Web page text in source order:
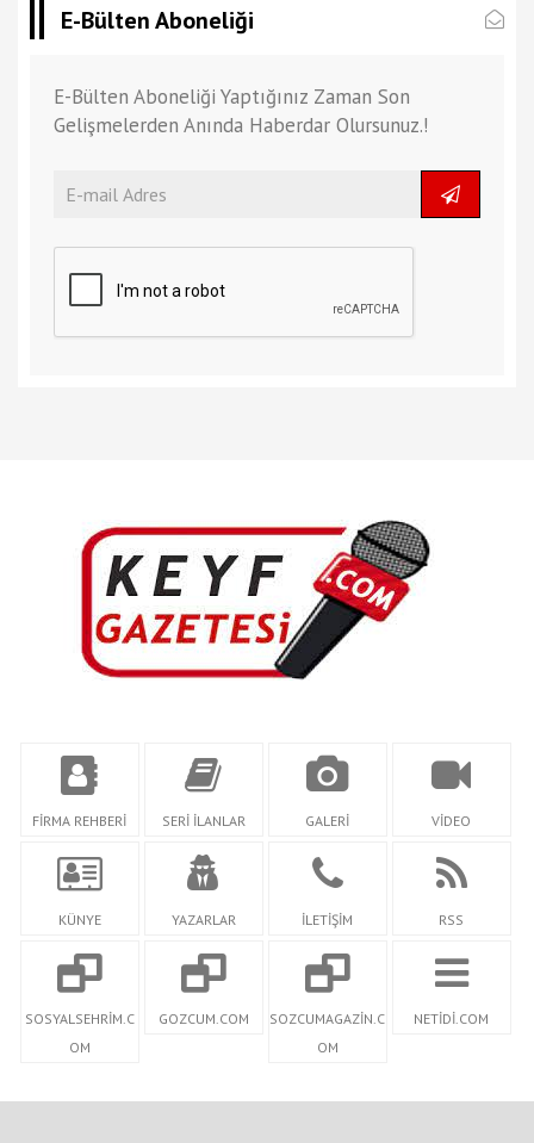
E-Bülten Aboneliği
E-Bülten Aboneliği Yaptığınız Zaman Son
Gelişmelerden Anında Haberdar Olursunuz.!
FİRMA REHBERİ SERİ İLANLAR GALERİ VİDEO
KÜNYE YAZARLAR İLETİŞİM RSS
SOSYALSEHRİM.C
OM
GOZCUM.COM
SOZCUMAGAZİN.C
OM
NETİDİ.COM